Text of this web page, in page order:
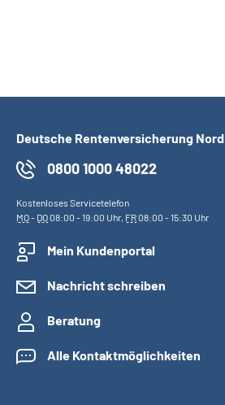
Deutsche Rentenversicherung Nord
0800 1000 48022
Kostenloses Servicetelefon
MO- DO08:00 - 19:00 Uhr, FR08:00 - 15:30 Uhr
Mein Kundenportal
Nachricht schreiben
Beratung
Alle Kontaktmöglichkeiten